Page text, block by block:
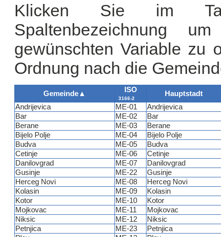
Klicken Sie im
Spaltenbezeichnung
gewünschten Variable zu
Ordnung nach die
Gemeinde▲ ISO
3166-2
Hauptstadt
Andrijevica
ME-01
Andrijevica
Bar
ME-02
Bar
Berane
ME-03
Berane
Bijelo Polje
ME-04
Bijelo Polje
Budva
ME-05
Budva
Cetinje
ME-06
Cetinje
Danilovgrad
ME-07
Danilovgrad
Gusinje
ME-22
Gusinje
Herceg Novi
ME-08
Herceg Novi
Kolasin
ME-09
Kolasin
Kotor
ME-10
Kotor
Mojkovac
ME-11
Mojkovac
Niksic
ME-12
Niksic
Petnjica
ME-23
Petnjica